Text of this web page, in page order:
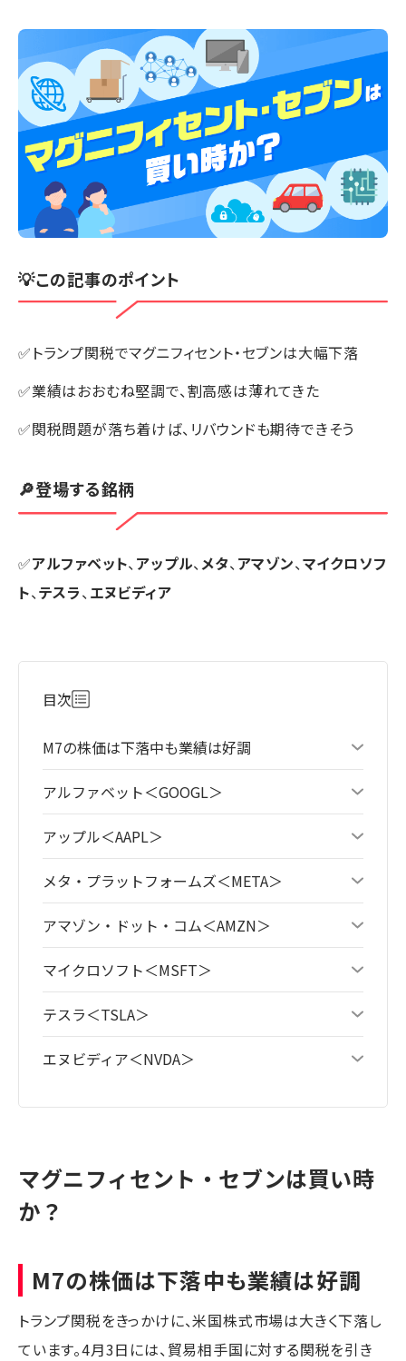
💡この記事のポイント
✅トランプ関税でマグニフィセント・セブンは大幅下落
✅業績はおおむね堅調で、割高感は薄れてきた
✅関税問題が落ち着けば、リバウンドも期待できそう
🔎登場する銘柄
✅アルファベット、アップル、メタ、アマゾン、マイクロソフ
ト、テスラ、エヌビディア
目次
M7の株価は下落中も業績は好調
アルファベット＜GOOGL＞
アップル＜AAPL＞
メタ・プラットフォームズ＜META＞
アマゾン・ドット・コム＜AMZN＞
マイクロソフト＜MSFT＞
テスラ＜TSLA＞
エヌビディア＜NVDA＞
マグニフィセント・セブンは買い時
か？
M7の株価は下落中も業績は好調
トランプ関税をきっかけに、米国株式市場は大きく下落し
ています。4月3日には、貿易相手国に対する関税を引き